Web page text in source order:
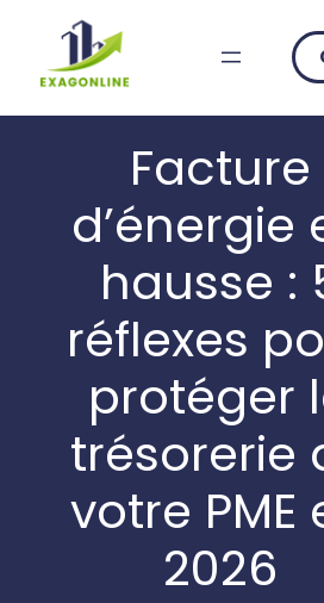
content
Facture
d’énergie
hausse :
réflexes
protéger
trésorerie
votre PME
2026